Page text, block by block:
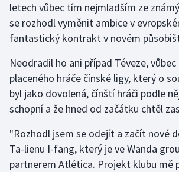
Jezdectví
Judo
Krasobruslení
Lezení
Moderní pětiboj
letech vůbec tím nejmladším ze
se rozhodl vyměnit ambice v
fantastický kontrakt v novém
Neodradil ho ani případ Téveze, vůbec
placeného hráče čínské ligy, který o
byl jako dovolená, čínští hráči podle
schopní a že hned od začátku chtěl
"Rozhodl jsem se odejít a začít nové
Ta-lienu I-fang, který je ve Wanda
partnerem Atlética. Projekt klubu mě